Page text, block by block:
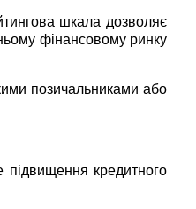
шкала дозволяє
фінансовому ринку
позичальниками або
кредитного